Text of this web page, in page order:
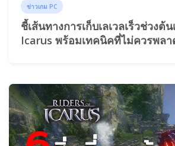
ข่าวเกม PC
ชี้เส้นทางการเก็บเลเวลเร็วช่วงต้
Icarus พร้อมเทคนิคที่ไม่ควรพลา